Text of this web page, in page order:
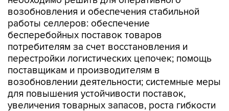
работы селлеров: обеспечение
бесперебойных поставок товаров
потребителям за счет восстановления и
перестройки логистических цепочек; помощь
поставщикам и производителям в
возобновлении деятельности; системные меры
для повышения устойчивости поставок,
увеличения товарных запасов, роста гибкости
и оперативности доставки.